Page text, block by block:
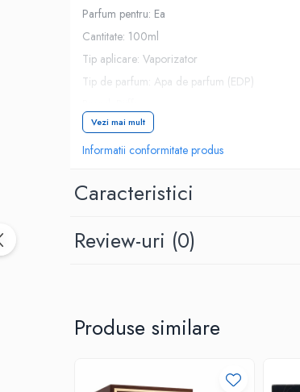
Parfum pentru: Ea
Cantitate: 100ml
Tip aplicare: Vaporizator
Tip de parfum: Apa de parfum (EDP)
Vezi mai mult
Informatii conformitate produs
Caracteristici
Review-uri (0)
Produse similare